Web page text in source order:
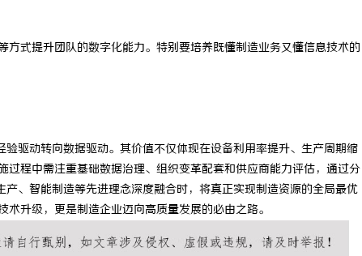
式提升团队的数字化能力。特别要培养既懂制造业务又懂信息技术的
驱动转向数据驱动。其价值不仅体现在设备利用率提升、生产周期缩
程中需注重基础数据治理、组织变革配套和供应商能力评估，通过分
、智能制造等先进理念深度融合时，将真正实现制造资源的全局最优
升级，更是制造企业迈向高质量发展的必由之路。